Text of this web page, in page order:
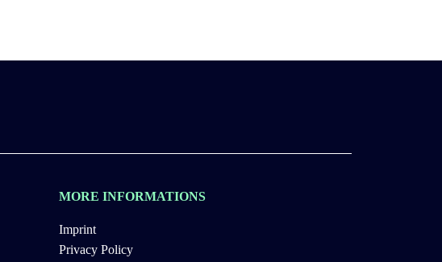
MORE INFORMATIONS
Imprint
Privacy Policy